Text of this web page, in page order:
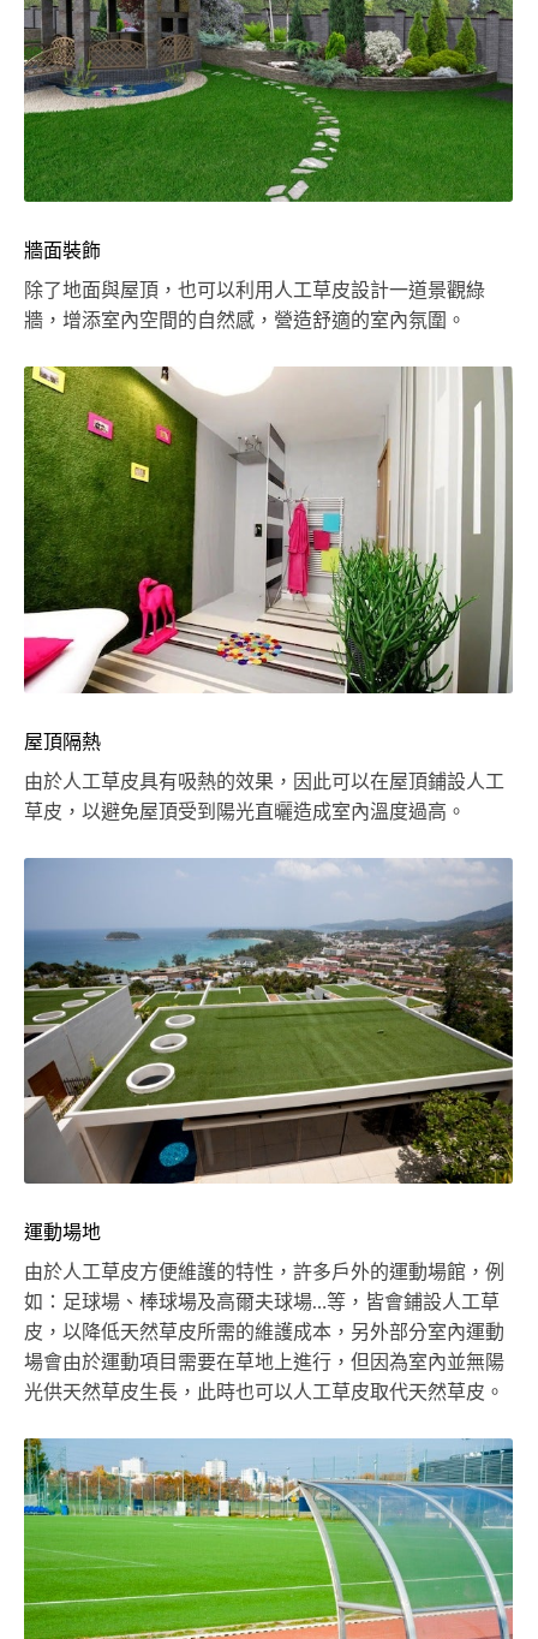
牆面裝飾
除了地面與屋頂，也可以利用人工草皮設計一道景觀綠
牆，增添室內空間的自然感，營造舒適的室內氛圍。
屋頂隔熱
由於人工草皮具有吸熱的效果，因此可以在屋頂鋪設人工
草皮，以避免屋頂受到陽光直曬造成室內溫度過高。
運動場地
由於人工草皮方便維護的特性，許多戶外的運動場館，例
如：足球場、棒球場及高爾夫球場…等，皆會鋪設人工草
皮，以降低天然草皮所需的維護成本，另外部分室內運動
場會由於運動項目需要在草地上進行，但因為室內並無陽
光供天然草皮生長，此時也可以人工草皮取代天然草皮。